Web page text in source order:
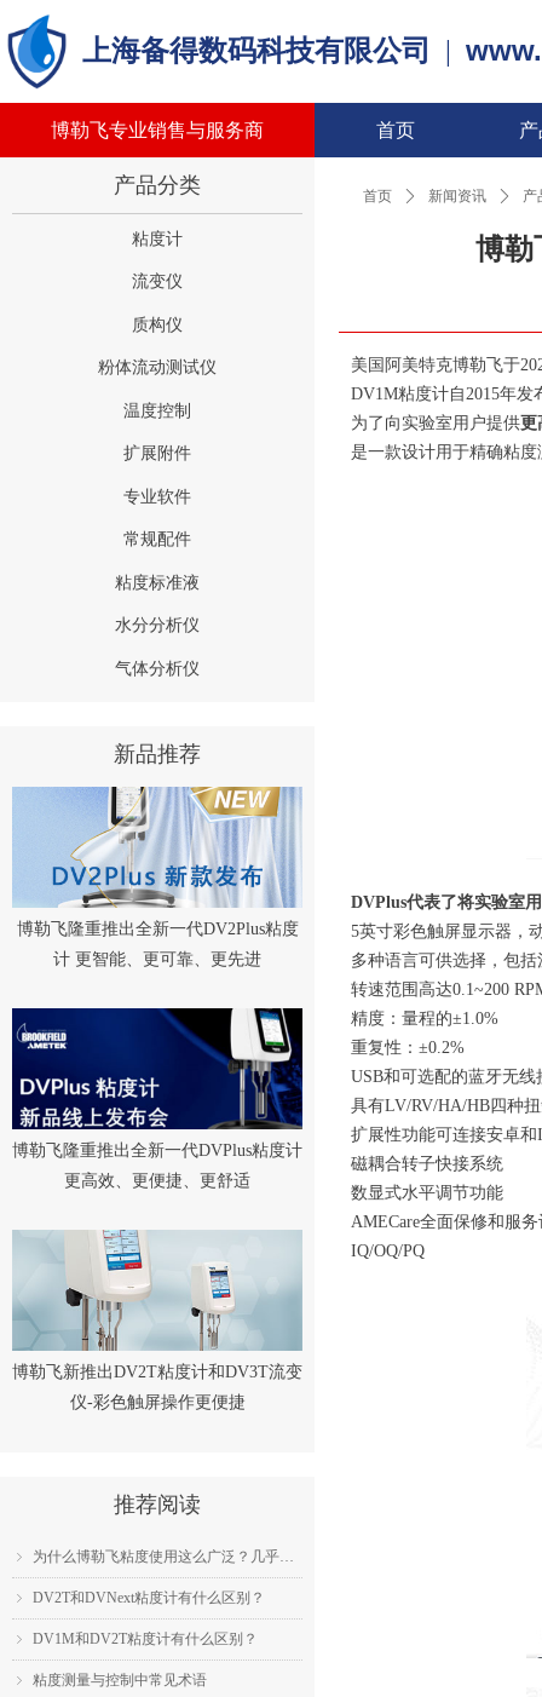
上海备得数码科技有限公司 |
首页
博勒飞专业销售与服务商
博勒
首页 ꄲ 新闻资讯 ꄲ 产
美国阿美特克博勒飞于
DV1M粘度计自2015年
为了向实验室用户提供更
是一款设计用于精确粘
DVPlus代表了将实验室
5英寸彩色触屏显示器，
多种语言可供选择，包
转速范围高达0.1~200
精度：量程的±1.0%
重复性：±0.2%
USB和可选配的蓝牙无线
具有LV/RV/HA/HB四种
扩展性功能可连接安卓和
磁耦合转子快接系统
数显式水平调节功能
AMECare全面保修和服
IQ/OQ/PQ
粘度计
流变仪
质构仪
粉体流动测试仪
温度控制
扩展附件
专业软件
常规配件
粘度标准液
水分分析仪
气体分析仪
产品分类
ꁇ 为什么博勒飞粘度使用这么广泛？几乎成为了行业标准？
ꁇ DV2T和DVNext粘度计有什么区别？
ꁇ DV1M和DV2T粘度计有什么区别？
ꁇ 粘度测量与控制中常见术语
推荐阅读
新品推荐
博勒飞隆重推出全新一代DV2Plus粘度
计 更智能、更可靠、更先进
博勒飞隆重推出全新一代DVPlus粘度计
更高效、更便捷、更舒适
博勒飞新推出DV2T粘度计和DV3T流变
仪-彩色触屏操作更便捷